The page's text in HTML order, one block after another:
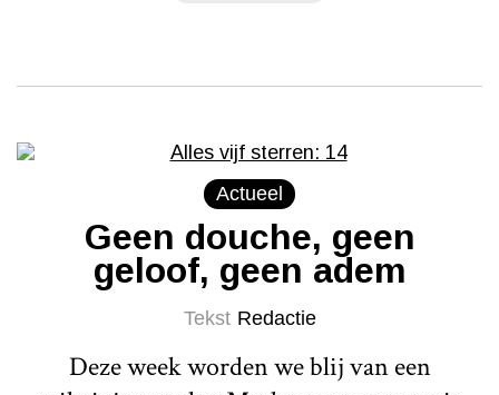
Actueel
Geen douche, geen
geloof, geen adem
Tekst Redactie
Deze week worden we blij van een